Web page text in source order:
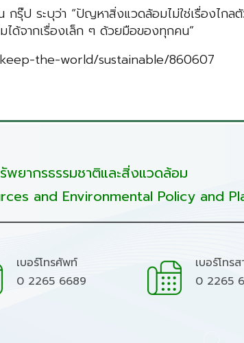
รุ๊ป ระบุว่า “ปัญหาสิ่งแวดล้อมไม่ใช่เรื่องไก
ได้จากเรื่องเล็ก ๆ ด้วยมือของทุกคน”
the-world/sustainable/860607
พยากรธรรมชาติและสิ่งแวดล้อม
and Environmental Policy and
เบอร์โทรศัพท์
0 2265 6689
เบอร์โทรส
0 2265